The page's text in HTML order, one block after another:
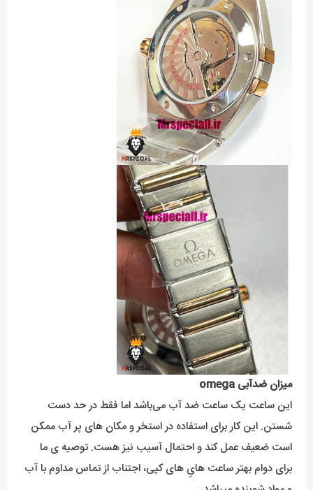
میزان ضدآبی omega
این ساعت یک ساعت ضد آب می‌باشد اما فقط در حد دست
شستن. این کار برای استفاده در استخر و مکان های پر آب ممکن
است ضعیف عمل کند و احتمال آسیب نیز هست. توصیه ی ما
برای دوام بهتر ساعت هایِ های کپی، اجتناب از تماس مداوم با آب